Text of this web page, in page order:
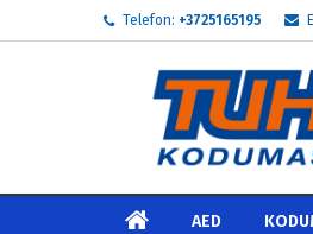
Telefon: +3725165195
AVALEHELE
AED